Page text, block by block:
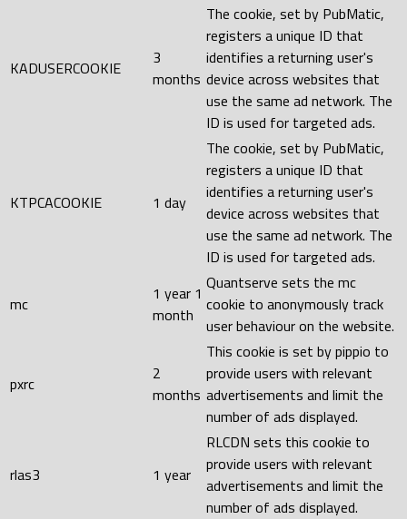
KADUSERCOOKIE
3
months
The cookie, set by PubMatic,
registers a unique ID that
identifies a returning user's
device across websites that
use the same ad network. The
ID is used for targeted ads.
KTPCACOOKIE 1 day
The cookie, set by PubMatic,
registers a unique ID that
identifies a returning user's
device across websites that
use the same ad network. The
ID is used for targeted ads.
mc
1 year 1
month
Quantserve sets the mc
cookie to anonymously track
user behaviour on the website.
pxrc
2
months
This cookie is set by pippio to
provide users with relevant
advertisements and limit the
number of ads displayed.
rlas3 1 year
RLCDN sets this cookie to
provide users with relevant
advertisements and limit the
number of ads displayed.